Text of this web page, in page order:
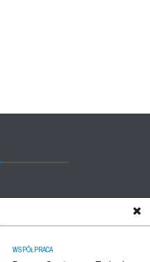
WSPÓŁPRACA